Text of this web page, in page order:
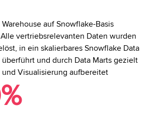
auf Snowflake-Basis
vertriebsrelevanten Daten wurden
in ein skalierbares Snowflake Data
überführt und durch Data Marts gezielt
und Visualisierung aufbereitet